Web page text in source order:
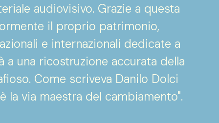
audiovisivo. Grazie a questa
il proprio patrimonio,
e internazionali dedicate a
una ricostruzione accurata della
Come scriveva Danilo Dolci
la via maestra del cambiamento".